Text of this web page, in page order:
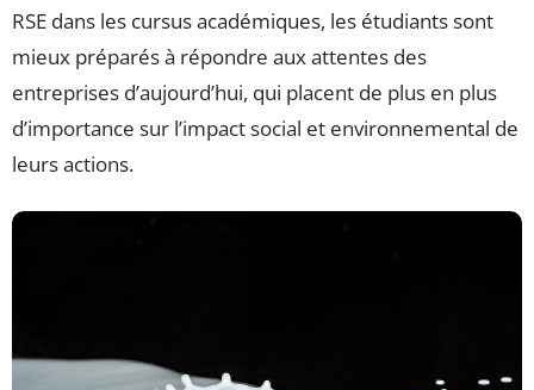
RSE dans les cursus académiques, les étudiants sont
mieux préparés à répondre aux attentes des
entreprises d’aujourd’hui, qui placent de plus en plus
d’importance sur l’impact social et environnemental de
leurs actions.